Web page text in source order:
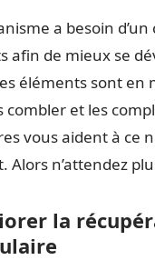
a besoin d’un
afin de mieux se
éléments sont en
combler et les
vous aident à ce
Alors n’attendez
la